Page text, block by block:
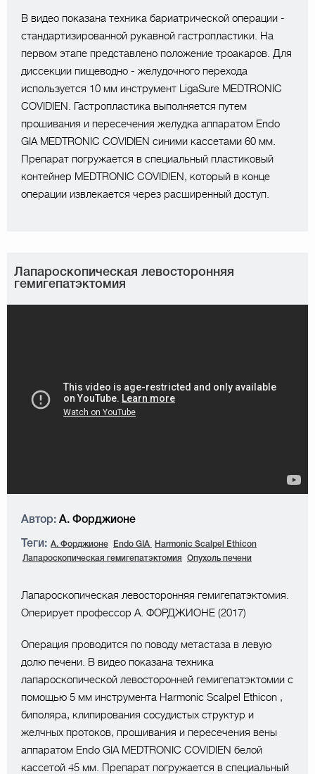
В видео показана техника бариатрической операции -
стандартизированной рукавной гастропластики. На
первом этапе представлено положение троакаров. Для
диссекции пищеводно - желудочного перехода
используется 10 мм инструмент LigaSure MEDTRONIC
COVIDIEN. Гастропластика выполняется путем
прошивания и пересечения желудка аппаратом Endo
GIA MEDTRONIC COVIDIEN синими кассетами 60 мм.
Препарат погружается в специальный пластиковый
контейнер MEDTRONIC COVIDIEN, который в конце
операции извлекается через расширенный доступ.
Лапароскопическая левосторонняя
гемигепатэктомия
Автор: А. Форджионе
Теги: А. Форджионе Endo GIA
Harmonic Scalpel Ethicon
Лапароскопическая гемигепатэктомия
Опухоль печени
Лапароскопическая левосторонняя гемигепатэктомия.
Оперирует профессор А. ФОРДЖИОНЕ (2017)
Операция проводится по поводу метастаза в левую
долю печени. В видео показана техника
лапароскопической левосторонней гемигепатэктомии с
помощью 5 мм инструмента Harmonic Scalpel Ethicon ,
биполяра, клипирования сосудистых структур и
желчных протоков, прошивания и пересечения вены
аппаратом Endo GIA MEDTRONIC COVIDIEN белой
кассетой 45 мм. Препарат погружается в специальный